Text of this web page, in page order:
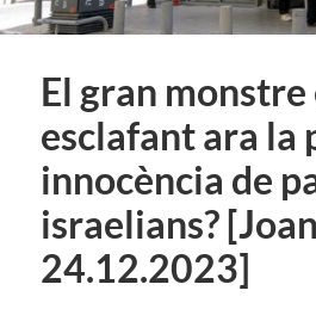
El gran monstre
esclafant ara la
innocència de
israelians?
24.12.2023]